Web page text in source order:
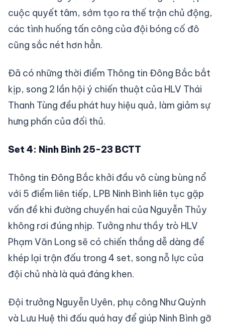
cuộc quyết tâm, sớm tạo ra thế trận chủ động,
các tình huống tấn công của đội bóng cố đô
cũng sắc nét hơn hẳn.
Đã có những thời điểm Thông tin Đông Bắc bắt
kịp, song 2 lần hội ý chiến thuật của HLV Thái
Thanh Tùng đều phát huy hiệu quả, làm giảm sự
hưng phấn của đối thủ.
Set 4: Ninh Bình 25-23 BCTT
Thông tin Đông Bắc khởi đầu vô cùng bùng nổ
với 5 điểm liên tiếp, LPB Ninh Bình liên tục gặp
vấn đề khi đường chuyền hai của Nguyễn Thủy
không rơi đúng nhịp. Tưởng như thầy trò HLV
Phạm Văn Long sẽ có chiến thắng dễ dàng để
khép lại trận đấu trong 4 set, song nỗ lực của
đội chủ nhà là quá đáng khen.
Đội trưởng Nguyễn Uyên, phụ công Như Quỳnh
và Lưu Huệ thi đấu quá hay để giúp Ninh Bình gỡ